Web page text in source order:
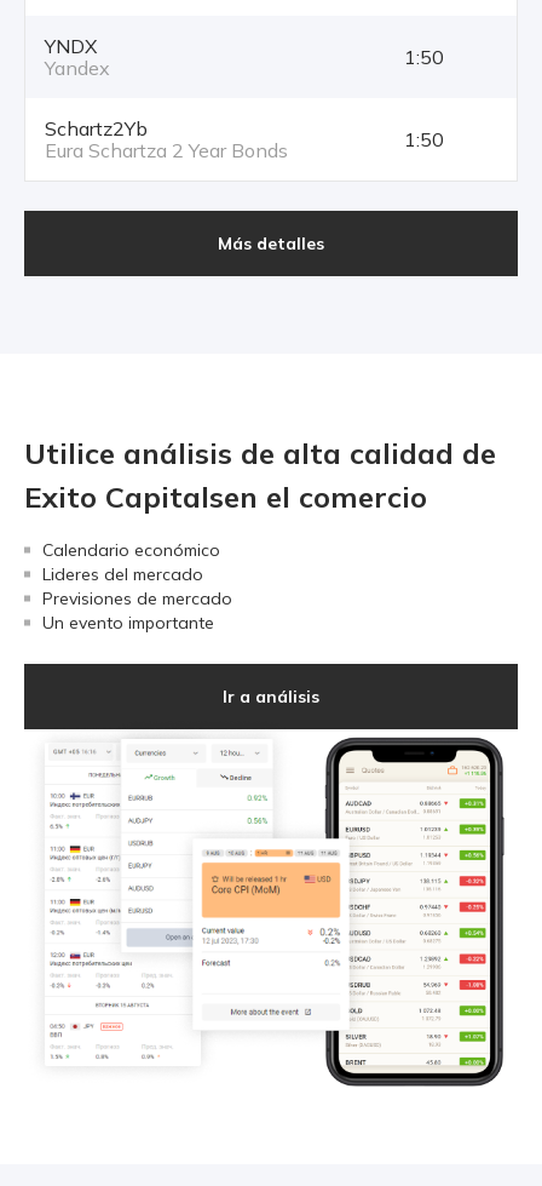
YNDX
Yandex
1:50
Schartz2Yb
Eura Schartza 2 Year Bonds
1:50
Más detalles
Utilice análisis de alta calidad de
Exito Capitalsen el comercio
Calendario económico
Lideres del mercado
Previsiones de mercado
Un evento importante
Ir a análisis